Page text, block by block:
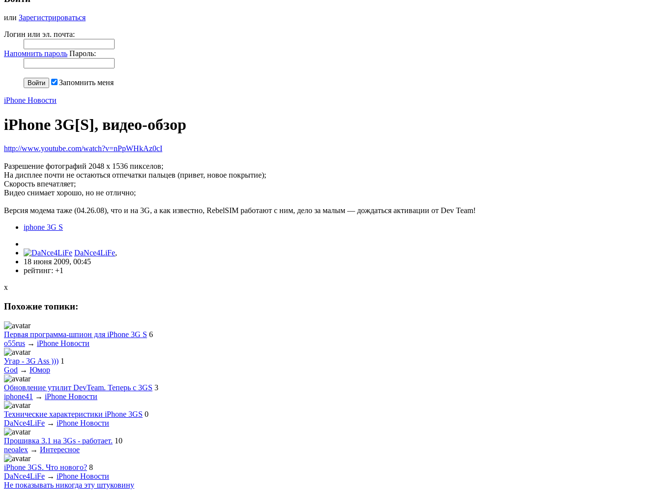
или Зарегистрироваться
Логин или эл. почта:
Напомнить пароль Пароль:
Запомнить меня
iPhone Новости
iPhone 3G[S], видео-обзор
http://www.youtube.com/watch?v=nPpWHkAz0cI
Разрешение фотографий 2048 x 1536 пикселов;
На дисплее почти не остаються отпечатки пальцев (привет, новое покрытие);
Скорость впечатляет;
Видео снимает хорошо, но не отлично;
Версия модема таже (04.26.08), что и на 3G, а как известно, RebelSIM работают с ним, дело за малым — дождаться активации от Dev Team!
iphone 3G S
DaNce4LiFe,
18 июня 2009, 00:45
рейтинг: +1
x
Похожие топики:
Первая программа-шпион для iPhone 3G S 6
o55rus → iPhone Новости
Угар - 3G Ass ))) 1
God → Юмор
Обновление утилит DevTeam. Теперь с 3GS 3
iphone41 → iPhone Новости
Технические характеристики iPhone 3GS 0
DaNce4LiFe → iPhone Новости
Прошивка 3.1 на 3Gs - работает. 10
neoalex → Интересное
iPhone 3GS. Что нового? 8
DaNce4LiFe → iPhone Новости
Не показывать никогда эту штуковину